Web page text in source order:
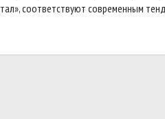
соответствуют современным